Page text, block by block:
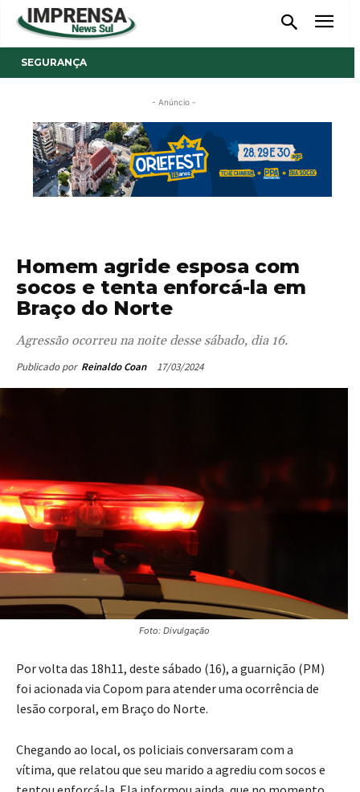
SEGURANÇA
- Anúncio -
Homem agride esposa com
socos e tenta enforcá-la em
Braço do Norte
Agressão ocorreu na noite desse sábado, dia 16.
Publicado por Reinaldo Coan 17/03/2024
Foto: Divulgação
Por volta das 18h11, deste sábado (16), a guarnição (PM)
foi acionada via Copom para atender uma ocorrência de
lesão corporal, em Braço do Norte.
Chegando ao local, os policiais conversaram com a
vítima, que relatou que seu marido a agrediu com socos e